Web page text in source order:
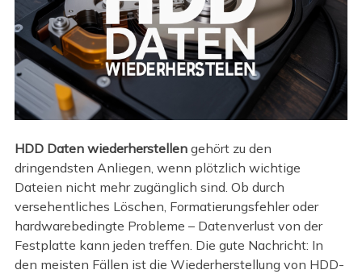
HDD Daten wiederherstellengehört zu den
dringendsten Anliegen, wenn plötzlich wichtige
Dateien nicht mehr zugänglich sind. Ob durch
versehentliches Löschen, Formatierungsfehler oder
hardwarebedingte Probleme – Datenverlust von der
Festplatte kann jeden treffen. Die gute Nachricht: In
den meisten Fällen ist die Wiederherstellung von HDD-